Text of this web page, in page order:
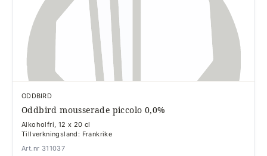
ODDBIRD
Oddbird mousserade piccolo 0,0%
Alkoholfri, 12 x 20 cl
Tillverkningsland: Frankrike
Art.nr 311037